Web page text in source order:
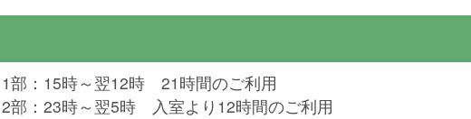
1部：15時～翌12時 21時間のご利用
2部：23時～翌5時 入室より12時間のご利用